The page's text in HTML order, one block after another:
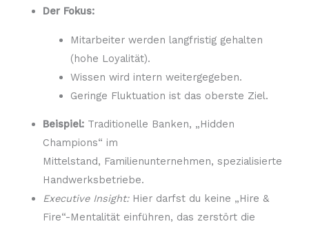
Der Fokus:
Mitarbeiter werden langfristig gehalten
(hohe Loyalität).
Wissen wird intern weitergegeben.
Geringe Fluktuation ist das oberste Ziel.
Beispiel:Traditionelle Banken, „Hidden
Champions“ im
Mittelstand, Familienunternehmen, spezialisierte
Handwerksbetriebe.
Executive Insight:Hier darfst du keine „Hire &
Fire“-Mentalität einführen, das zerstört die